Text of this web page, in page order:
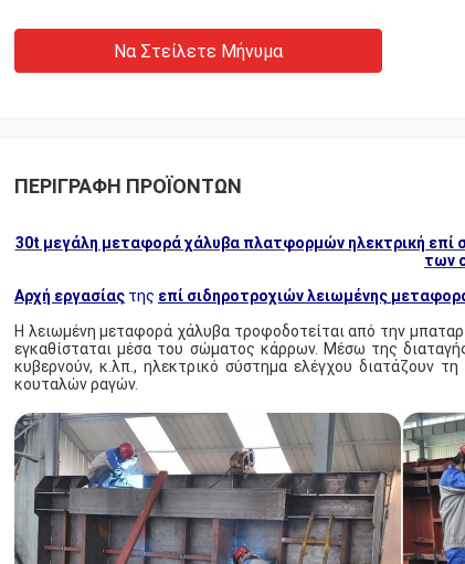
Να Στείλετε Μήνυμα
ΠΕΡΙΓΡΑΦΉ ΠΡΟΪΌΝΤΩΝ
30t μεγάλη μεταφορά χάλυβα πλατφορμών ηλεκτρική επί
των
Αρχή εργασίας της επί σιδηροτροχιών λειωμένης
Η λειωμένη μεταφορά χάλυβα τροφοδοτείται από την
εγκαθίσταται μέσα του σώματος κάρρων. Μέσω της
κυβερνούν, κ.λπ., ηλεκτρικό σύστημα ελέγχου διατάζουν
κουταλών ραγών.